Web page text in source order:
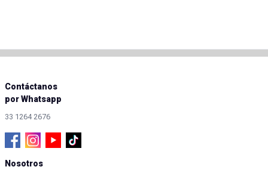
Contáctanos
por Whatsapp
33 1264 2676
Nosotros